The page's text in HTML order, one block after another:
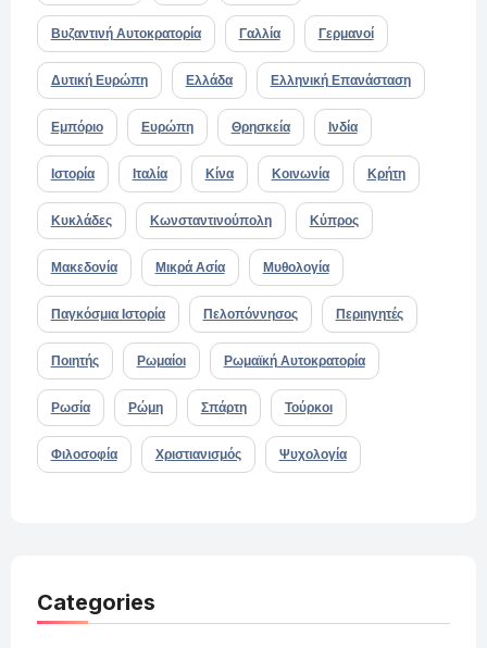
Βυζαντινή Αυτοκρατορία Γαλλία Γερμανοί
Δυτική Ευρώπη Ελλάδα Ελληνική Επανάσταση
Εμπόριο Ευρώπη Θρησκεία Ινδία
Ιστορία Ιταλία Κίνα Κοινωνία Κρήτη
Κυκλάδες Κωνσταντινούπολη Κύπρος
Μακεδονία Μικρά Ασία Μυθολογία
Παγκόσμια Ιστορία Πελοπόννησος Περιηγητές
Ποιητής Ρωμαίοι Ρωμαϊκή Αυτοκρατορία
Ρωσία Ρώμη Σπάρτη Τούρκοι
Φιλοσοφία Χριστιανισμός Ψυχολογία
Categories